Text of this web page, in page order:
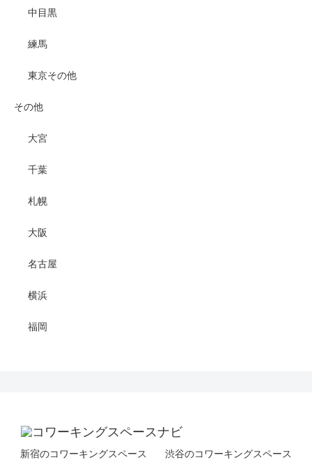
中目黒
練馬
東京その他
その他
大宮
千葉
札幌
大阪
名古屋
横浜
福岡
新宿のコワーキングスペース 渋谷のコワーキングスペース